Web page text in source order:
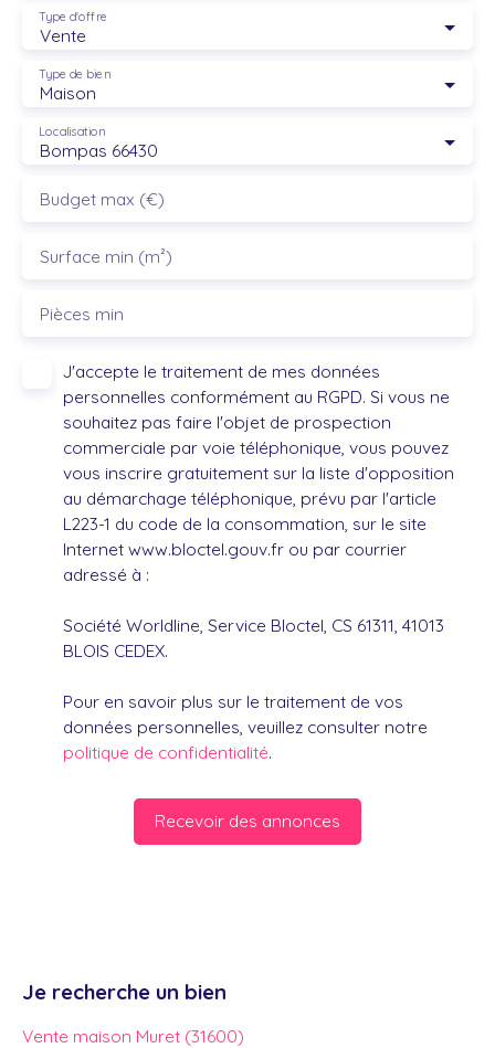
Vente
Type d'offre
Maison
Type de bien
Bompas 66430
Localisation
Budget max (€)
Surface min (m²)
Pièces min
J'accepte le traitement de mes données
personnelles conformément au RGPD. Si vous ne
souhaitez pas faire l'objet de prospection
commerciale par voie téléphonique, vous pouvez
vous inscrire gratuitement sur la liste d'opposition
au démarchage téléphonique, prévu par l'article
L223-1 du code de la consommation, sur le site
Internet www.bloctel.gouv.fr ou par courrier
adressé à :
Société Worldline, Service Bloctel, CS 61311, 41013
BLOIS CEDEX.
Pour en savoir plus sur le traitement de vos
données personnelles, veuillez consulter notre
politique de confidentialité.
Recevoir des annonces
Je recherche un bien
Vente maison Muret (31600)